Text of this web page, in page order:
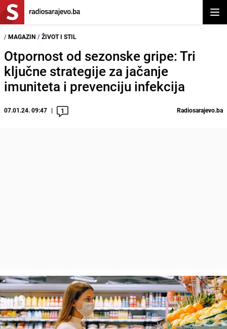
/ MAGAZIN / ŽIVOT I STIL
Otpornost od sezonske gripe: Tri
ključne strategije za jačanje
imuniteta i prevenciju infekcija
07.01.24. 09:47 1 Radiosarajevo.ba